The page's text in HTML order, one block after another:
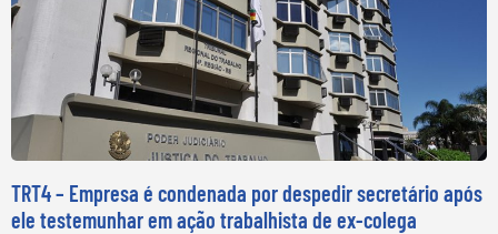
TRT4 – Empresa é condenada por despedir secretário após
ele testemunhar em ação trabalhista de ex-colega